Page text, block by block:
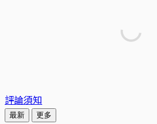
評論須知
最新 更多